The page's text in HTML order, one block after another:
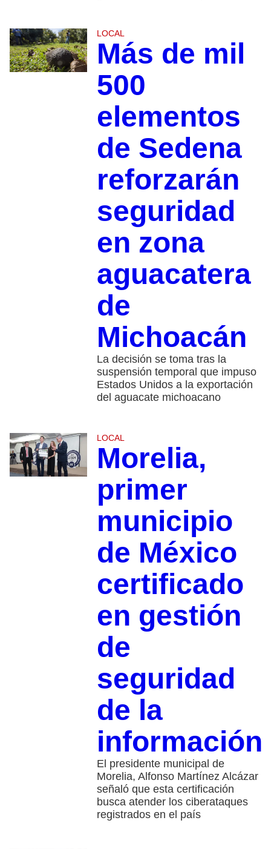
LOCAL
Más de mil
500
elementos
de Sedena
reforzarán
seguridad
en zona
aguacatera
de
Michoacán
La decisión se toma tras la
suspensión temporal que impuso
Estados Unidos a la exportación
del aguacate michoacano
LOCAL
Morelia,
primer
municipio
de México
certificado
en gestión
de
seguridad
de la
información
El presidente municipal de
Morelia, Alfonso Martínez Alcázar
señaló que esta certificación
busca atender los ciberataques
registrados en el país